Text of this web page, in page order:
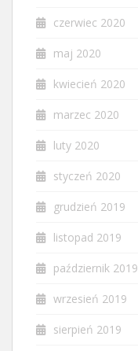
czerwiec 2020
maj 2020
kwiecień 2020
marzec 2020
luty 2020
styczeń 2020
grudzień 2019
listopad 2019
październik 2019
wrzesień 2019
sierpień 2019